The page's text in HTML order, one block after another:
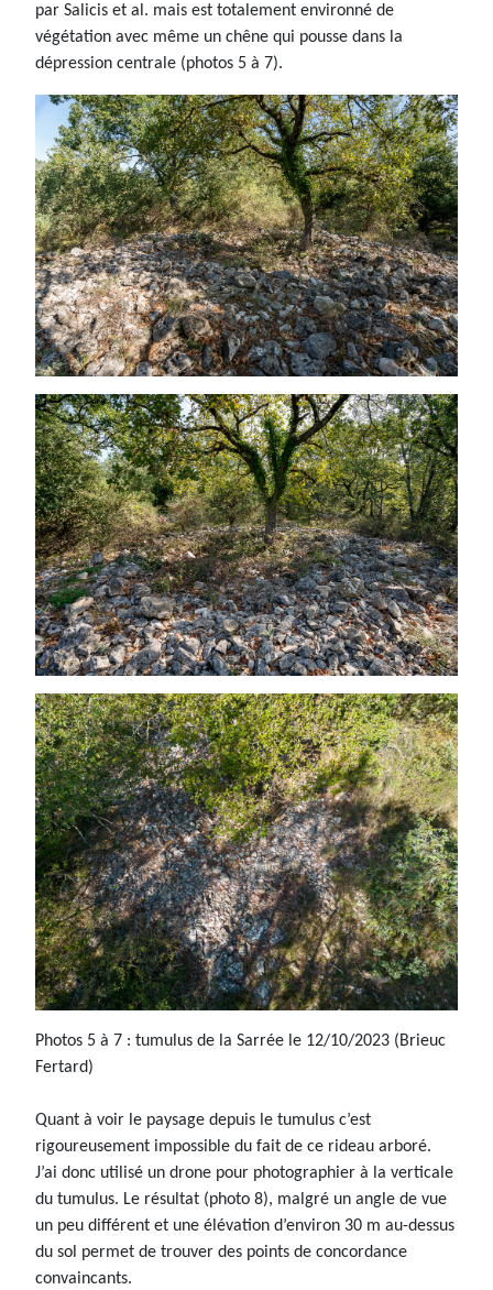
par Salicis et al. mais est totalement environné de
végétation avec même un chêne qui pousse dans la
dépression centrale (photos 5 à 7).
Photos 5 à 7 : tumulus de la Sarrée le 12/10/2023 (Brieuc
Fertard)
Quant à voir le paysage depuis le tumulus c’est
rigoureusement impossible du fait de ce rideau arboré.
J’ai donc utilisé un drone pour photographier à la verticale
du tumulus. Le résultat (photo 8), malgré un angle de vue
un peu différent et une élévation d’environ 30 m au-dessus
du sol permet de trouver des points de concordance
convaincants.